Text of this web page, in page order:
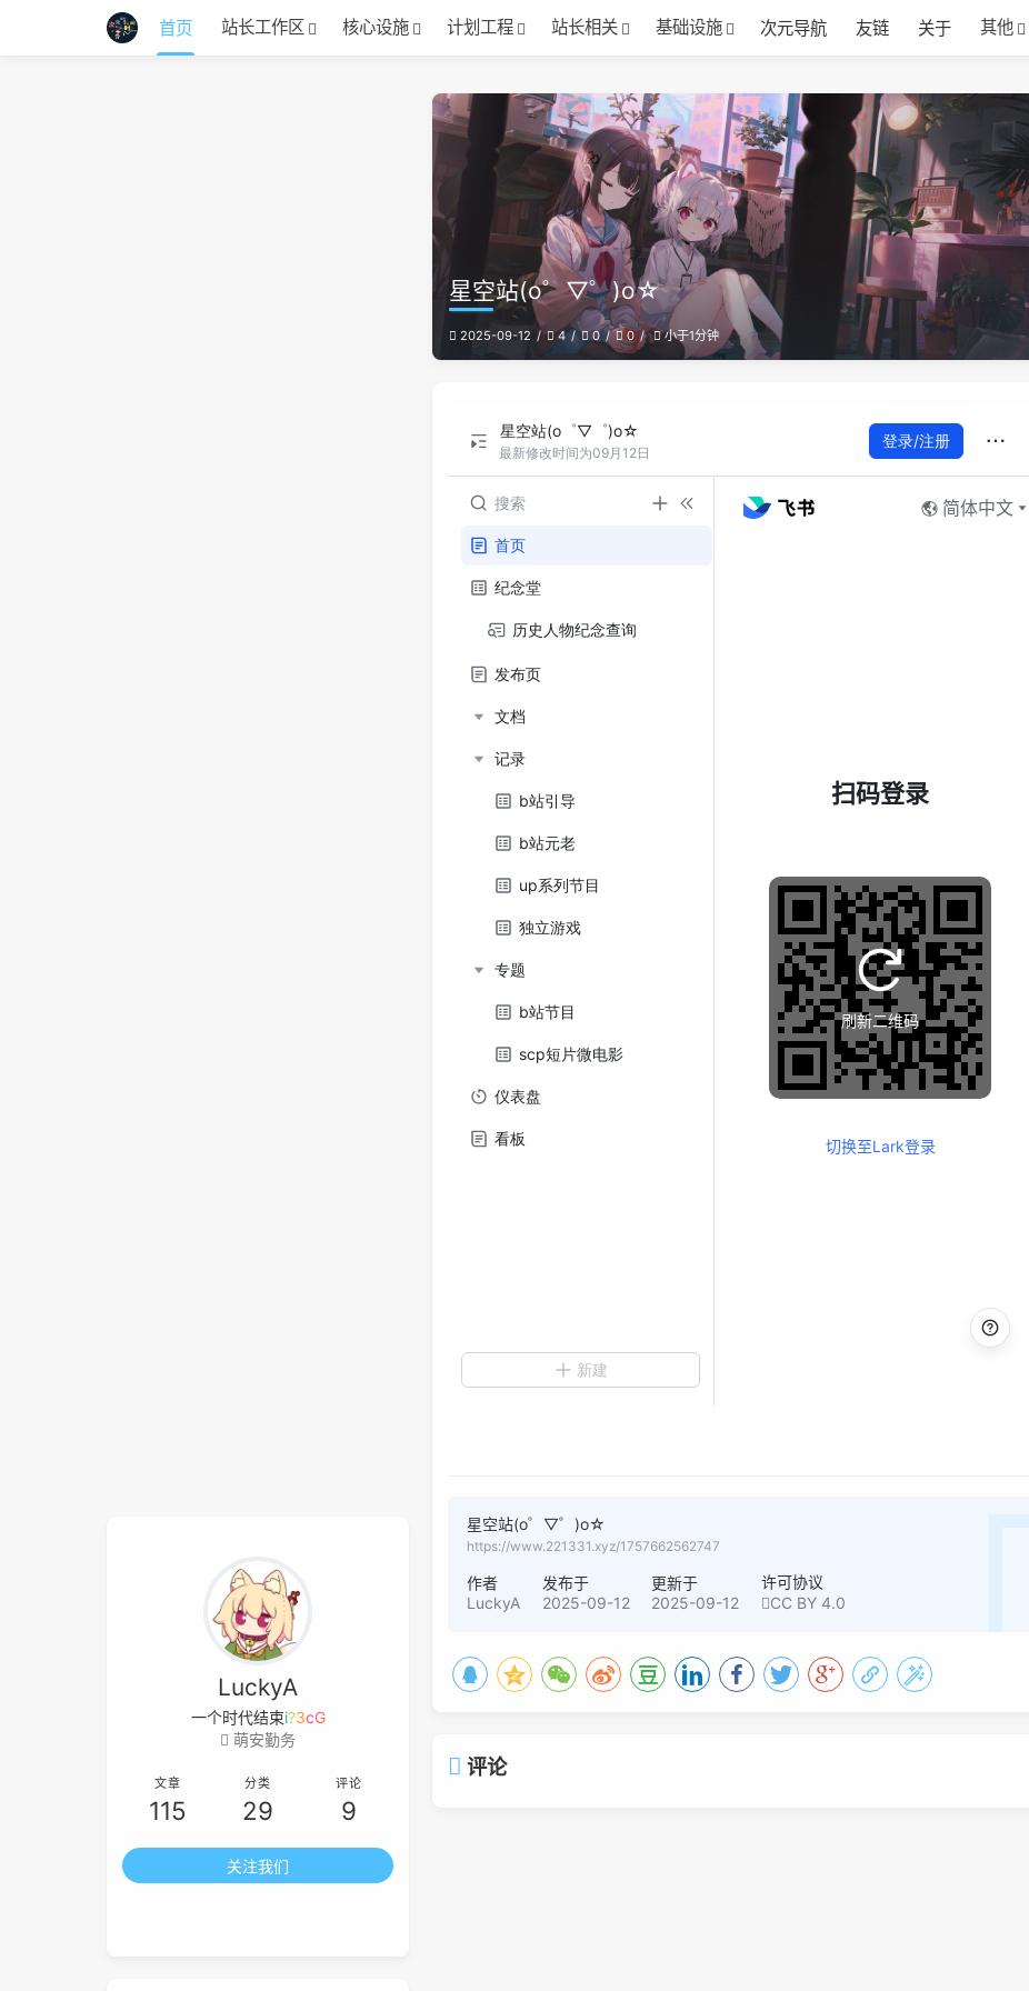
首页 站长工作区 核心设施 计划工程 站长相关 基础设施 次元导航 友链 关于 其他
星空站(o゜▽゜)o☆
2025-09-12 4 0 0 小于1分钟
星空站(o゜▽゜)o☆
https://www.221331.xyz/1757662562747
作者
LuckyA
发布于
2025-09-12
更新于
2025-09-12
许可协议
CC BY 4.0
评论
LuckyA
一个Dp`tW
萌安勤务
文章
115
分类
29
评论
9
关注我们